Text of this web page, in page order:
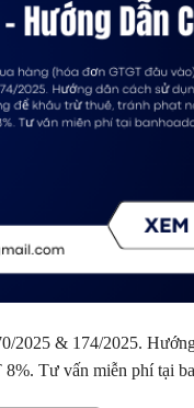
2025 & 174/2025.
Tư vấn miễn phí tại